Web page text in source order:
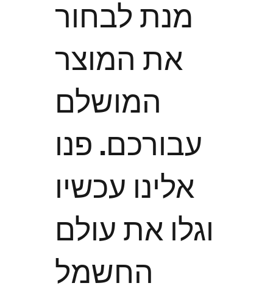
מנת לבחור
את המוצר
המושלם
עבורכם. פנו
אלינו עכשיו
וגלו את עולם
החשמל